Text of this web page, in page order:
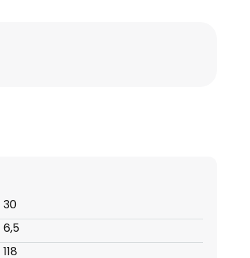
30
6,5
118